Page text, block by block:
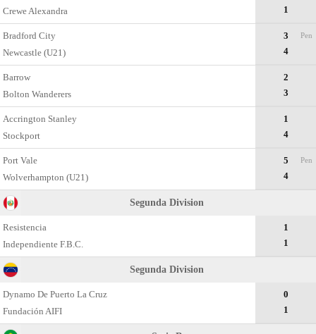
Crewe Alexandra
1
Bradford City
Newcastle (U21)
3
4
Pen
Barrow
Bolton Wanderers
2
3
Accrington Stanley
Stockport
1
4
Port Vale
Wolverhampton (U21)
5
4
Pen
Segunda Divisiоn
Resistencia
Independiente F.B.C.
1
1
Segunda Division
Dynamo De Puerto La Cruz
Fundación AIFI
0
1